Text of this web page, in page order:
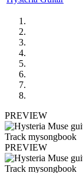
PREVIEW
PREVIEW